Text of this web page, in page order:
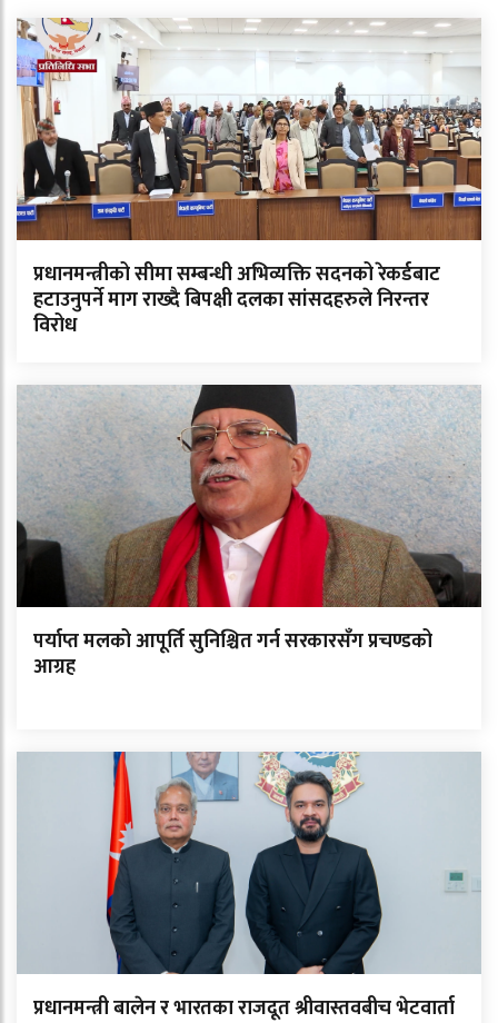
प्रधानमन्त्रीको सीमा सम्बन्धी अभिव्यक्ति सदनको रेकर्डबाट
हटाउनुपर्ने माग राख्दै बिपक्षी दलका सांसदहरुले निरन्तर
विरोध
पर्याप्त मलको आपूर्ति सुनिश्चित गर्न सरकारसँग प्रचण्डको
आग्रह
प्रधानमन्त्री बालेन र भारतका राजदूत श्रीवास्तवबीच भेटवार्ता